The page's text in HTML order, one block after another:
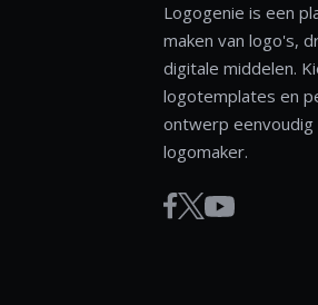
Logogenie is een
maken van logo's,
digitale middelen.
logotemplates en
ontwerp eenvoudig
logomaker.